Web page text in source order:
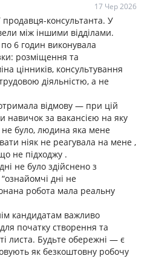
17 Чер 2026
продавця-консультанта. У
між іншими відділами.
6 годин виконувала
розміщення та
цінників, консультування
діяльністю, а не
відмову — при цій
навичок за вакансією на яку
було, людина яка мене
ніяк не реагувала на мене ,
не підходжу .
не було здійснено з
дні не
робота мала реальну
кандидатам важливо
початку створення та
листа. Будьте обережні — є
як безкоштовну робочу